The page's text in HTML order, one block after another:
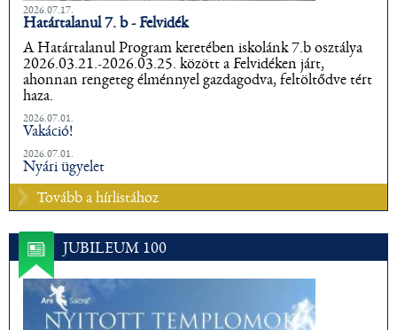
2026.07.17.
Határtalanul 7. b - Felvidék
A Határtalanul Program keretében iskolánk 7.b osztálya
2026.03.21.-2026.03.25. között a Felvidéken járt,
ahonnan rengeteg élménnyel gazdagodva, feltöltődve tért
haza.
2026.07.01.
Vakáció!
2026.07.01.
Nyári ügyelet
Tovább a hírlistához
JUBILEUM 100